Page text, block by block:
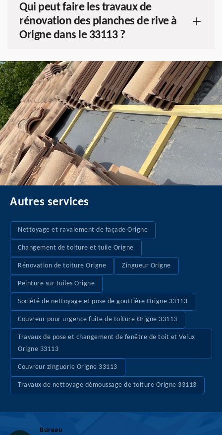
Qui peut faire les travaux de
rénovation des planches de rive à
Origne dans le 33113 ?
Autres services
Nettoyage et ravalement de façade Origne
Changement de toiture et tuile Origne
Rénovation de toiture Origne Zingueur Origne
Peinture sur tuiles Origne
Société de nettoyage et pose de gouttière Origne 33113
Couvreur pour urgence fuite de toiture Origne 33113
Travaux de pose et changement de fenêtre de toit et Velux
Origne 33113
Couvreur zinguerie Origne 33113
Travaux de nettoyage démoussage de toiture Origne 33113
Bureau